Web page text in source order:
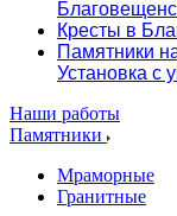
Кресты в
Памятники
Установка с
Наши работы
Памятники
Мраморные
Гранитные